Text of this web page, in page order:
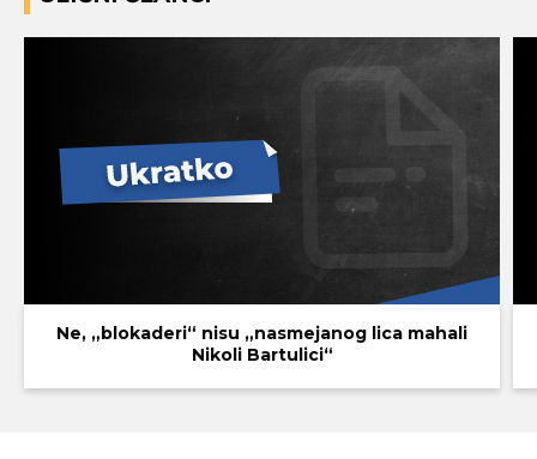
Ne, „blokaderi“ nisu „nasmejanog lica mahali
Nikoli Bartulici“